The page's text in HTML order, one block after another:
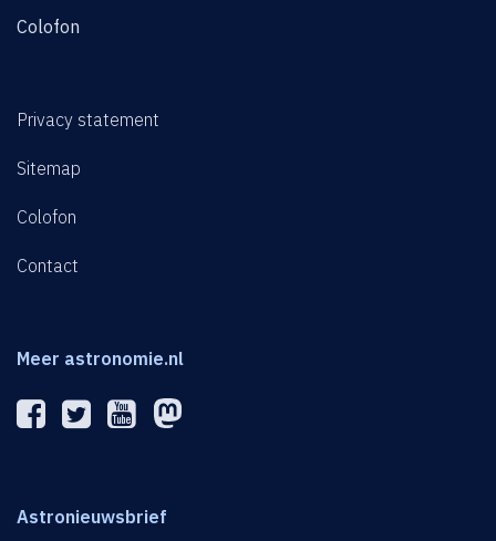
Colofon
Privacy statement
Sitemap
Colofon
Contact
Meer astronomie.nl
Astronieuwsbrief